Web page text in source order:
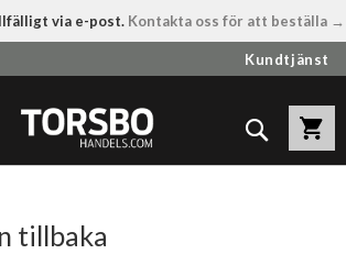
via e-post. Kontakta oss för att beställa →
Kundtjänst
Sök
tillbaka